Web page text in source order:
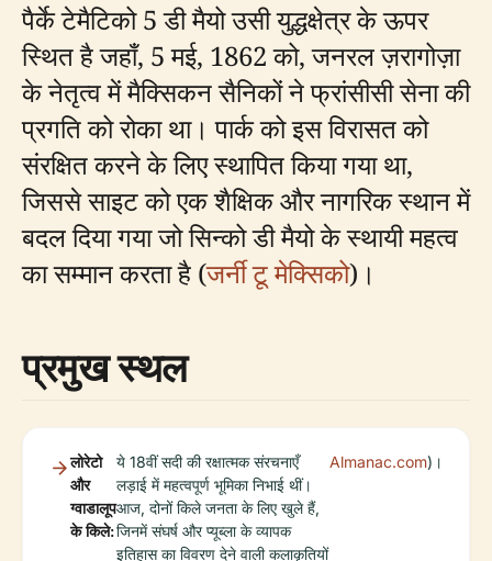
पैर्के टेमैटिको 5 डी मैयो उसी युद्धक्षेत्र के ऊपर
स्थित है जहाँ, 5 मई, 1862 को, जनरल ज़रागोज़ा
के नेतृत्व में मैक्सिकन सैनिकों ने फ्रांसीसी सेना की
प्रगति को रोका था। पार्क को इस विरासत को
संरक्षित करने के लिए स्थापित किया गया था,
जिससे साइट को एक शैक्षिक और नागरिक स्थान में
बदल दिया गया जो सिन्को डी मैयो के स्थायी महत्व
का सम्मान करता है (जर्नी टू मेक्सिको)।
प्रमुख स्थल
लोरेटो
और
ग्वाडालूप
के किले:
ये 18वीं सदी की रक्षात्मक संरचनाएँ
लड़ाई में महत्वपूर्ण भूमिका निभाई थीं।
आज, दोनों किले जनता के लिए खुले हैं,
जिनमें संघर्ष और प्यूब्ला के व्यापक
इतिहास का विवरण देने वाली कलाकृतियों
Almanac.com)।